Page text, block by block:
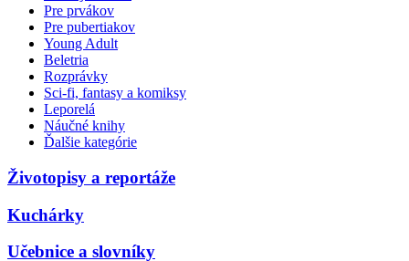
Pre prvákov
Pre pubertiakov
Young Adult
Beletria
Rozprávky
Sci-fi, fantasy a komiksy
Leporelá
Náučné knihy
Ďalšie kategórie
Životopisy a reportáže
Kuchárky
Učebnice a slovníky